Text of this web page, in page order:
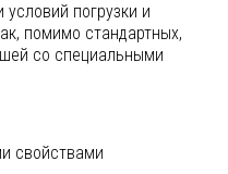
условий погрузки и
помимо стандартных,
со специальными
свойствами